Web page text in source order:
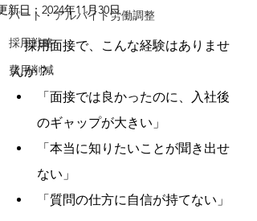
「あるバイ」は無料掲載(2025年6月現在)、採用
しても費用が掛からない媒体です。
​是非、ご活用ください！！
【あるバイ関東版】アルバイト・バイト・パー
トの求人・仕事を探そう！アルバイト情報はこ
こに【あるバイ】
パート・アルバイト労働調整
採用戦略
費用削減
新日： 2024年11月30日
5つ星のうちNaNと評価されています。
採用面接で、こんな経験はありませ
んか？
「面接では良かったのに、入社後
のギャップが大きい」
「本当に知りたいことが聞き出せ
ない」
「質問の仕方に自信が持てない」